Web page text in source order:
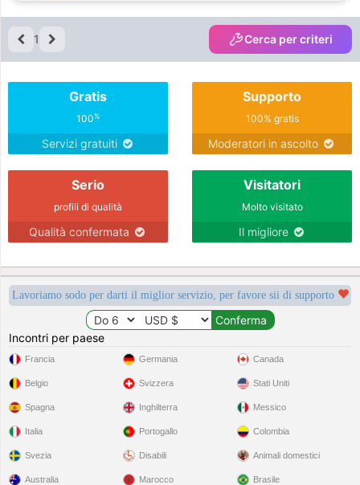
1 Cerca per criteri
Gratis
100%
Servizi gratuiti
Supporto
100% gratis
Moderatori in ascolto
Serio
profili di qualità
Qualità confermata
Visitatori
Molto visitato
Il migliore
Lavoriamo sodo per darti il miglior servizio, per favore sii di supporto
Incontri per paese
Francia
Belgio
Spagna
Italia
Svezia
Germania
Svizzera
Inghilterra
Portogallo
Disabili
Canada
Stati Uniti
Messico
Colombia
Animali domestici
Australia Marocco Brasile